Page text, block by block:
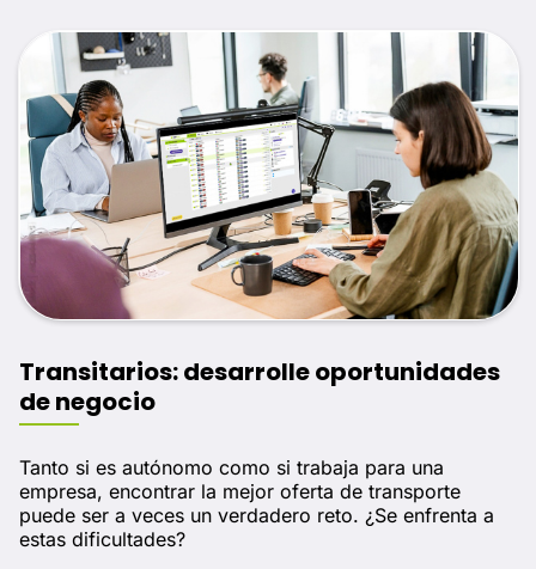
Transitarios: desarrolle oportunidades
de negocio
Tanto si es autónomo como si trabaja para una
empresa, encontrar la mejor oferta de transporte
puede ser a veces un verdadero reto. ¿Se enfrenta a
estas dificultades?